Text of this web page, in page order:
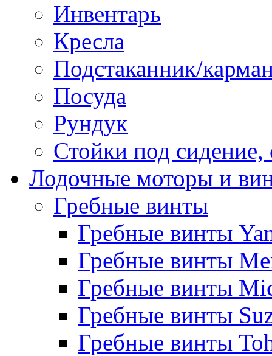
Инвентарь
Кресла
Подстаканник/
Посуда
Рундук
Стойки под
Лодочные моторы и
Гребные винты
Гребные винты
Гребные винты
Гребные винты
Гребные винты
Гребные винты